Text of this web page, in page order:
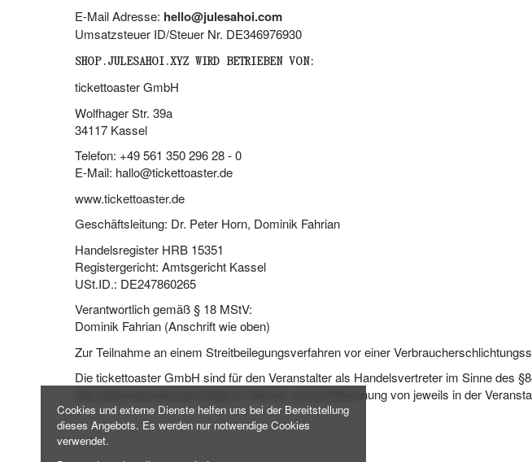
E-Mail Adresse: hello@julesahoi.com
Umsatzsteuer ID/Steuer Nr. DE346976930
SHOP.JULESAHOI.XYZWIRD BETRIEBEN VON:
tickettoaster GmbH
Wolfhager Str. 39a
34117 Kassel
Telefon: +49 561 350 296 28 - 0
E-Mail: hallo@tickettoaster.de
www.tickettoaster.de
Geschäftsleitung: Dr. Peter Horn, Dominik Fahrian
Handelsregister HRB 15351
Registergericht: Amtsgericht Kassel
USt.ID.: DE247860265
Verantwortlich gemäß § 18 MStV:
Dominik Fahrian (Anschrift wie oben)
Zur Teilnahme an einem Streitbeilegungsverfahren vor einer
Die tickettoaster GmbH sind für den Veranstalter als Handelsvertreter im Sinne des
Die Lieferung/Leistung erfolgt im Namen und auf Rechnung von jeweils in der
Cookies und externe Dienste helfen uns bei der Bereitstellung
dieses Angebots. Es werden nur notwendige Cookies
verwendet.